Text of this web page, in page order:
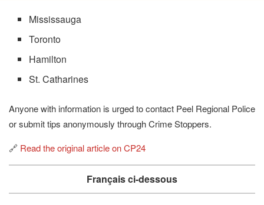
Mississauga
Toronto
Hamilton
St. Catharines
Anyone with information is urged to contact Peel Regional Police
or submit tips anonymously through Crime Stoppers.
🔗 Read the original article on CP24
Français ci-dessous